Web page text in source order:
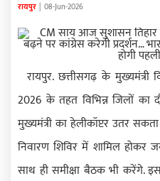
रायपुर | 08-Jun-2026
रायपुर. छत्तीसगढ़ के
2026 के तहत विभिन्न जिलों का
मुख्यमंत्री का हेलीकॉप्टर उतर
निवारण शिविर में शामिल
साथ ही समीक्षा बैठक भी करेंगे.